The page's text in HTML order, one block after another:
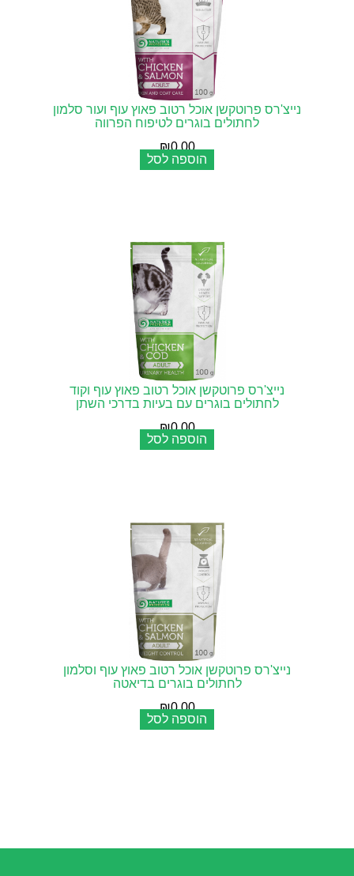
נייצ'רס פרוטקשן אוכל רטוב פאוץ עוף ועור סלמון
לחתולים בוגרים לטיפוח הפרווה
₪0.00
הוספה לסל
נייצ'רס פרוטקשן אוכל רטוב פאוץ עוף וקוד
לחתולים בוגרים עם בעיות בדרכי השתן
₪0.00
הוספה לסל
נייצ'רס פרוטקשן אוכל רטוב פאוץ עוף וסלמון
לחתולים בוגרים בדיאטה
₪0.00
הוספה לסל